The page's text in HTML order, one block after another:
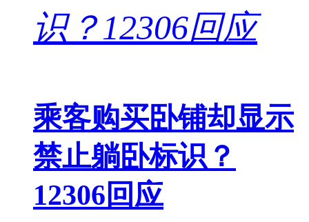
乘客购买卧铺却显示
禁止躺卧标识？
12306回应